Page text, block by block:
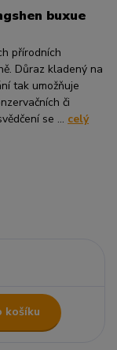
buxue
přírodních
Důraz kladený na
tak umožňuje
či
se ... celý
košíku